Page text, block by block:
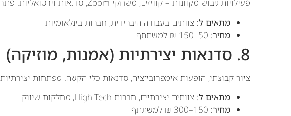
פעילויות גיבוש מקוונות – קוויזים, משחקי Zoom, סדנאות וירטואליות. פתרון לצוותים מבוזרים גיאוגרפית.
מתאים ל: צוותים בעבודה היברידית, חברות בינלאומיות
מחיר:
8. סדנאות יצירתיות (אמנות, מוזיקה)
ציור קבוצתי, הופעות אימפרוביזציה, סדנאות כלי הקשה. מפתחות
מתאים ל: צוותים יצירתיים, חברות High-Tech, מחלקות שיווק
מחיר: